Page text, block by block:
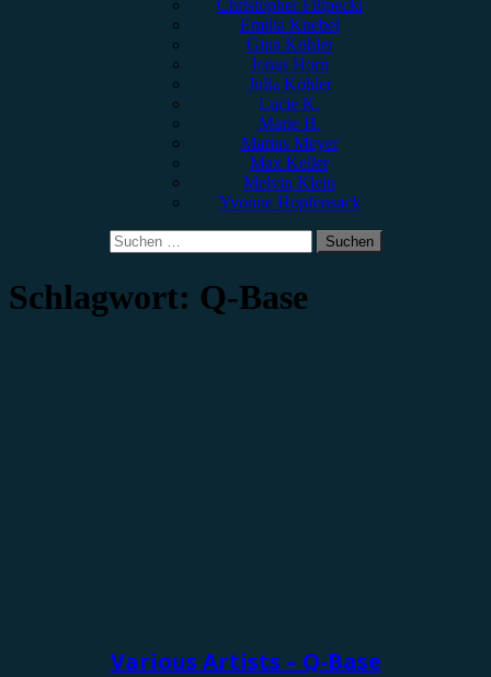
Christopher Filipecki
Emilia Knebel
Gina Köhler
Jonas Horn
Julia Köhler
Lucie K.
Marie H.
Marius Meyer
Max Keller
Melvin Klein
Yvonne Hopfensack
Suchen
nach:
Schlagwort: Q-Base
Various Artists – Q-Base